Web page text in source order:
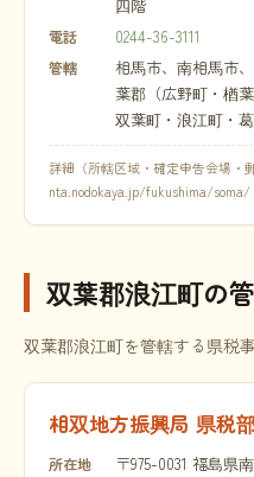
四階
電話 0244-36-3111
管轄
相馬市、南相馬市
葉郡（広野町・楢
双葉町・浪江町・葛
詳細（所轄区域・確定申告会場・
nta.nodokaya.jp/fukushima/soma/
双葉郡浪江町の
双葉郡浪江町を管轄する県税
相双地方振興局 県税
所在地
〒975-0031 福島県